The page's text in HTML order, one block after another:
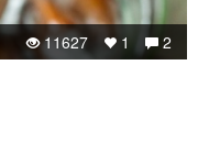
2
1
11627